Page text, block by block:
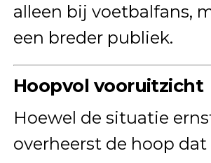
alleen bij voetbalfans,
een breder publiek.
Hoopvol vooruitzicht
Hoewel de situatie
overheerst de hoop